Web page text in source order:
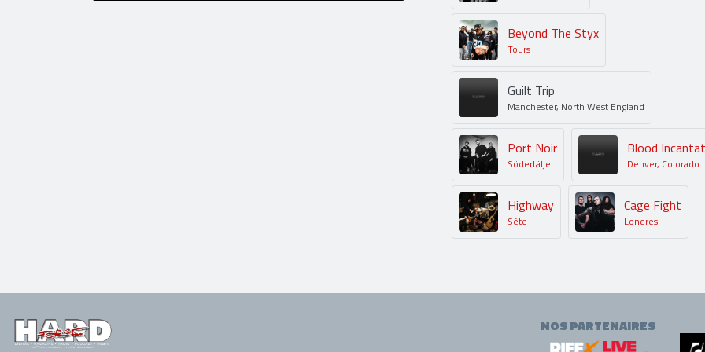
Beyond The Styx
Tours
Guilt Trip
Manchester, North West England
Port Noir
Södertälje
Blood
Denver, Colorado
Highway
Sète
Cage Fight
Londres
NOS PARTENAIRES